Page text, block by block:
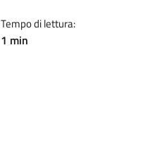
Tempo di lettura:
1 min